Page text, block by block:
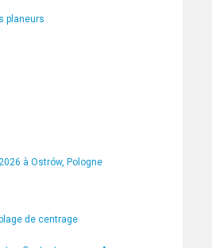
planeurs
à Ostrów, Pologne
de centrage